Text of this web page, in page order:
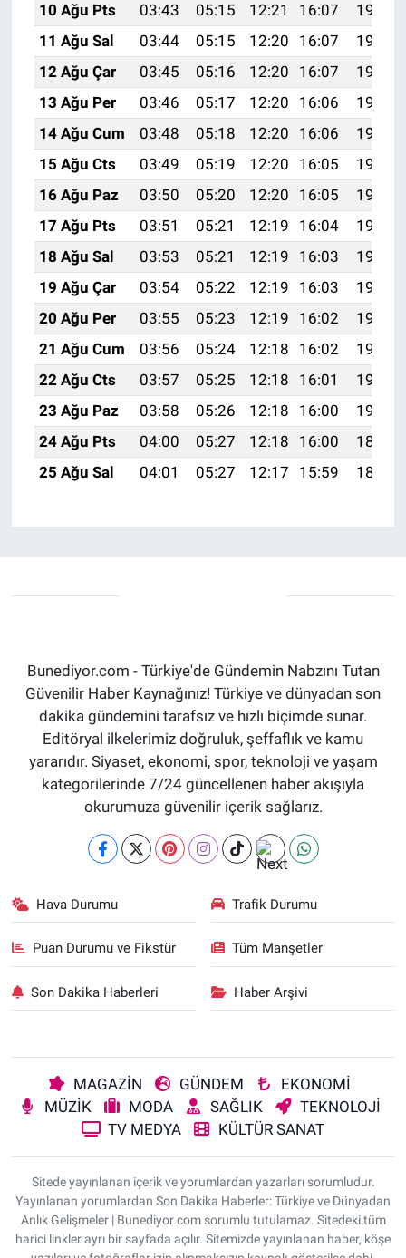
10 Ağu Pts
03:43 05:15 12:21 16:07
19:17
11 Ağu Sal
03:44 05:15 12:20 16:07
19:16
12 Ağu Çar
03:45 05:16 12:20 16:07
19:14
13 Ağu Per
03:46 05:17 12:20 16:06
19:13
14 Ağu Cum
03:48 05:18 12:20 16:06
19:12
15 Ağu Cts
03:49 05:19 12:20 16:05
19:11
16 Ağu Paz
03:50 05:20 12:20 16:05
19:09
17 Ağu Pts
03:51 05:21 12:19 16:04
19:08
18 Ağu Sal
03:53 05:21 12:19 16:03
19:07
19 Ağu Çar
03:54 05:22 12:19 16:03
19:06
20 Ağu Per
03:55 05:23 12:19 16:02
19:04
21 Ağu Cum
03:56 05:24 12:18 16:02
19:03
22 Ağu Cts
03:57 05:25 12:18 16:01
19:02
23 Ağu Paz
03:58 05:26 12:18 16:00
19:00
24 Ağu Pts
04:00 05:27 12:18 16:00
18:59
25 Ağu Sal
04:01 05:27 12:17 15:59 18:58
Bunediyor.com - Türkiye'de Gündemin Nabzını Tutan
Güvenilir Haber Kaynağınız! Türkiye ve dünyadan son
dakika gündemini tarafsız ve hızlı biçimde sunar.
Editöryal ilkelerimiz doğruluk, şeffaflık ve kamu
yararıdır. Siyaset, ekonomi, spor, teknoloji ve yaşam
kategorilerinde 7/24 güncellenen haber akışıyla
okurumuza güvenilir içerik sağlarız.
Hava Durumu Trafik Durumu
Puan Durumu ve Fikstür Tüm Manşetler
Son Dakika Haberleri Haber Arşivi
MAGAZİN GÜNDEM
EKONOMİ
MÜZİK
MODA SAĞLIK
TEKNOLOJİ
TV MEDYA
KÜLTÜR SANAT
Sitede yayınlanan içerik ve yorumlardan yazarları sorumludur.
Yayınlanan yorumlardan Son Dakika Haberler: Türkiye ve Dünyadan
Anlık Gelişmeler | Bunediyor.com sorumlu tutulamaz. Sitedeki tüm
harici linkler ayrı bir sayfada açılır. Sitemizde yayınlanan haber, köşe